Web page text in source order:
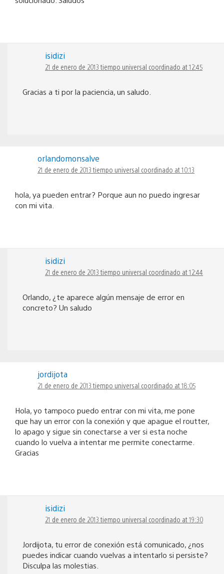
isidizi
21 de enero de 2013 tiempo universal coordinado at 12:45
Gracias a ti por la paciencia, un saludo.
orlandomonsalve
21 de enero de 2013 tiempo universal coordinado at 10:13
hola, ya pueden entrar? Porque aun no puedo ingresar
con mi vita.
isidizi
21 de enero de 2013 tiempo universal coordinado at 12:44
Orlando, ¿te aparece algún mensaje de error en
concreto? Un saludo
jordijota
21 de enero de 2013 tiempo universal coordinado at 18:05
Hola, yo tampoco puedo entrar con mi vita, me pone
que hay un error con la conexión y que apague el routter,
lo apago y sigue sin conectarse a ver si esta noche
cuando lo vuelva a intentar me permite conectarme.
Gracias
isidizi
21 de enero de 2013 tiempo universal coordinado at 19:30
Jordijota, tu error de conexión está comunicado, ¿nos
puedes indicar cuando vuelvas a intentarlo si persiste?
Disculpa las molestias.